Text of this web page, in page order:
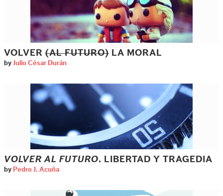
VOLVER (AL FUTURO) LA MORAL
by Julio César Durán
VOLVER AL FUTURO. LIBERTAD Y TRAGEDIA
by Pedro J. Acuña